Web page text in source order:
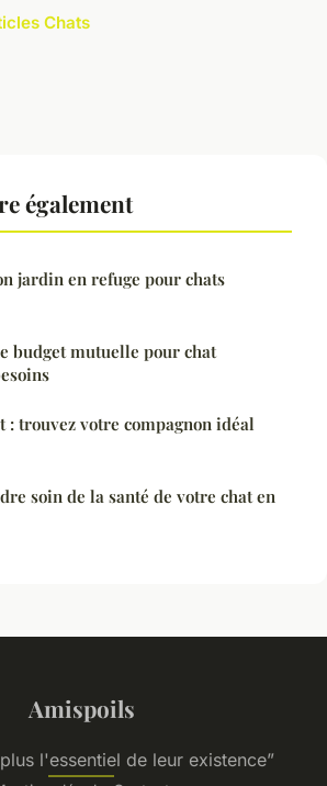
Chats
également
jardin en refuge pour chats
budget mutuelle pour chat
: trouvez votre compagnon idéal
soin de la santé de votre chat en
Amispoils
l'essentiel de leur existence”